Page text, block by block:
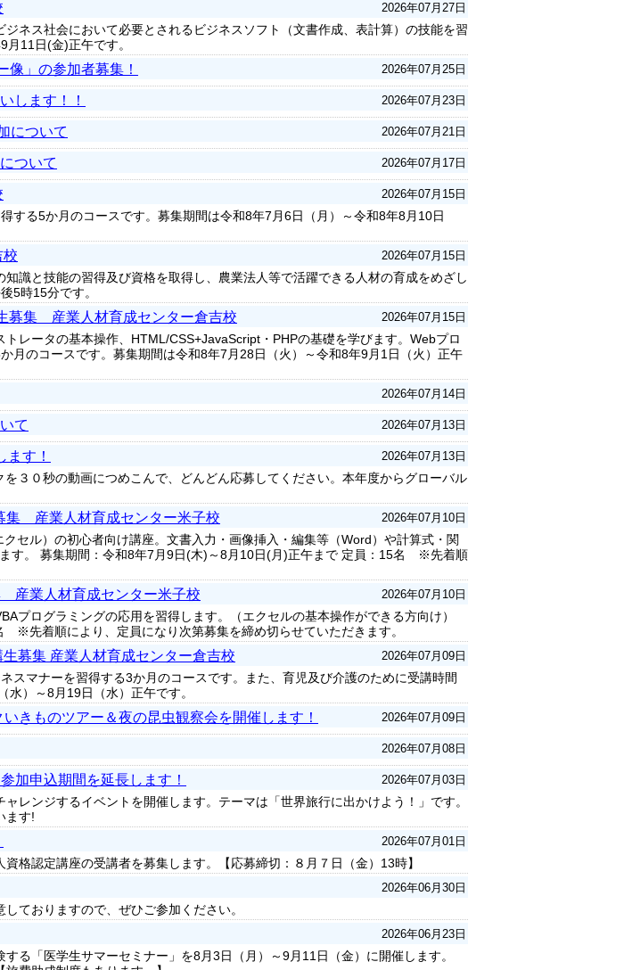
2026年07月27日
ネス社会において必要とされるビジネスソフト（文書作成、表計算）の技能を習
11日(金)正午です。
2026年07月25日
像」の参加者募集！
2026年07月23日
します！！
2026年07月21日
について
2026年07月17日
ついて
2026年07月15日
する5か月のコースです。募集期間は令和8年7月6日（月）～令和8年8月10日
2026年07月15日
識と技能の習得及び資格を取得し、農業法人等で活躍できる人材の育成をめざし
5時15分です。
2026年07月15日
募集 産業人材育成センター倉吉校
レータの基本操作、HTML/CSS+JavaScript・PHPの基礎を学びます。Webプロ
月のコースです。募集期間は令和8年7月28日（火）～令和8年9月1日（火）正午
2026年07月14日
2026年07月13日
て
2026年07月13日
す！
３０秒の動画につめこんで、どんどん応募してください。本年度からグローバル
2026年07月10日
集 産業人材育成センター米子校
セル）の初心者向け講座。文書入力・画像挿入・編集等（Word）や計算式・関
す。 募集期間：令和8年7月9日(木)～8月10日(月)正午まで 定員：15名 ※先着順
2026年07月10日
産業人材育成センター米子校
プログラミングの応用を習得します。（エクセルの基本操作ができる方向け）
着順により、定員になり次第募集を締め切らせていただきます。
2026年07月09日
募集 産業人材育成センター倉吉校
スマナーを習得する3か月のコースです。また、育児及び介護のために受講時間
）～8月19日（水）正午です。
2026年07月09日
きものツアー＆夜の昆虫観察会を開催します！
2026年07月08日
2026年07月03日
加申込期間を延長します！
レンジするイベントを開催します。テーマは「世界旅行に出かけよう！」です。
ます!
2026年07月01日
格認定講座の受講者を募集します。【応募締切：８月７日（金）13時】
2026年06月30日
ておりますので、ぜひご参加ください。
2026年06月23日
る「医学生サマーセミナー」を8月3日（月）～9月11日（金）に開催します。